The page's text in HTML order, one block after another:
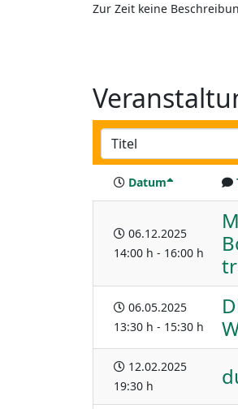
Zur Zeit keine
Datum
06.12.2025
14:00 h - 16:00 h
06.05.2025
13:30 h - 15:30 h
12.02.2025
19:30 h